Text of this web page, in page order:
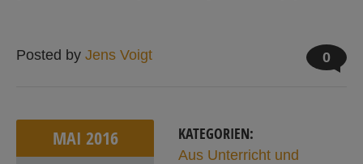
Posted by Jens Voigt 0
MAI 2016 KATEGORIEN:
Aus Unterricht und